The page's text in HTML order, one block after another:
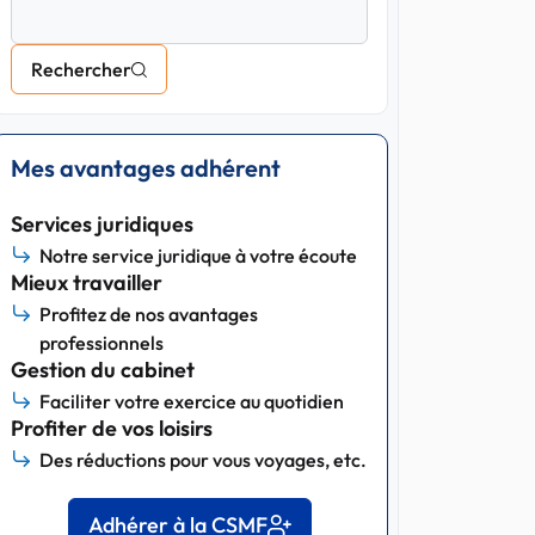
Rechercher
Mes avantages adhérent
Services juridiques
Notre service juridique à votre écoute
Mieux travailler
Profitez de nos avantages
professionnels
Gestion du cabinet
Faciliter votre exercice au quotidien
Profiter de vos loisirs
Des réductions pour vous voyages, etc.
Adhérer à la CSMF